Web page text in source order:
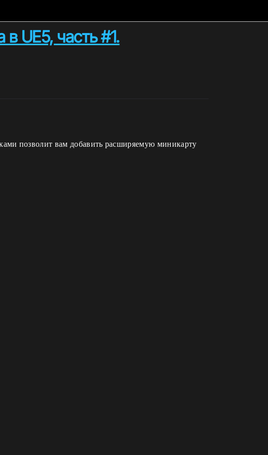
UE5, часть #1.
позволит вам добавить расширяемую миникарту